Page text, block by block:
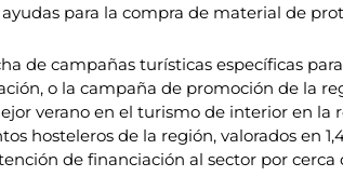
para la compra de material de
de campañas turísticas específicas
o la campaña de promoción de la
verano en el turismo de interior en la
hosteleros de la región, valorados en
de financiación al sector por cerca